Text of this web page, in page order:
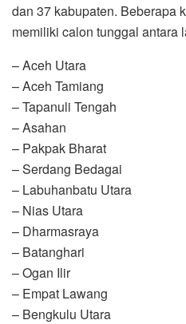
dan 37 kabupaten. Beberapa
memiliki calon tunggal antara
– Aceh Utara
– Aceh Tamiang
– Tapanuli Tengah
– Asahan
– Pakpak Bharat
– Serdang Bedagai
– Labuhanbatu Utara
– Nias Utara
– Dharmasraya
– Batanghari
– Ogan Ilir
– Empat Lawang
– Bengkulu Utara